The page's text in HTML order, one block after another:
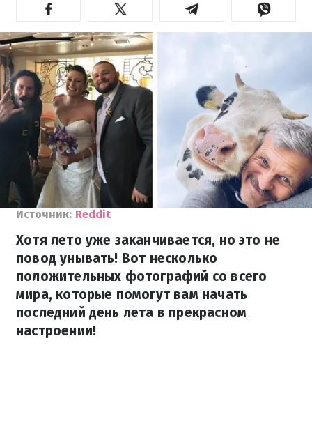
Источник: Reddit
Хотя лето уже заканчивается, но это не
повод унывать! Вот несколько
положительных фотографий со всего
мира, которые помогут вам начать
последний день лета в прекрасном
настроении!